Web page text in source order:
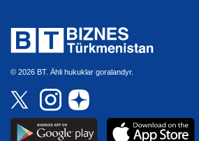
© 2026 BT. Ähli hukuklar goralandyr.